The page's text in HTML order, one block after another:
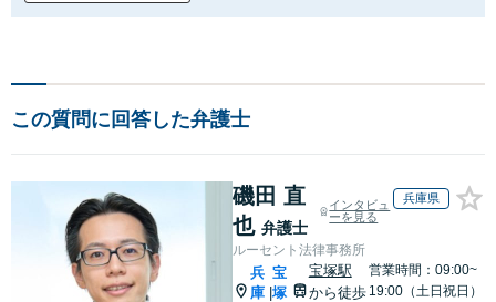
この質問に回答した弁護士
磯田 直
也 弁護士
インタビュ
ーを見る
兵庫県
ルーセント法律事務所
兵
庫
宝
塚
宝塚駅
から徒歩
営業時間：09:00~
19:00（土日祝日）